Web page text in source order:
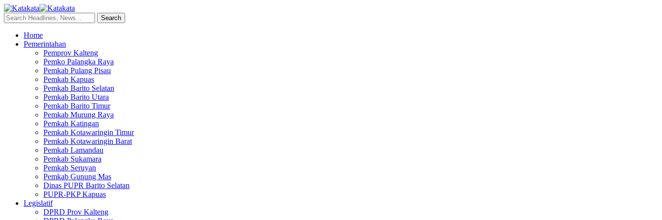
Home
Pemerintahan
Pemprov Kalteng
Pemko Palangka Raya
Pemkab Pulang Pisau
Pemkab Kapuas
Pemkab Barito Selatan
Pemkab Barito Utara
Pemkab Barito Timur
Pemkab Murung Raya
Pemkab Katingan
Pemkab Kotawaringin Timur
Pemkab Kotawaringin Barat
Pemkab Lamandau
Pemkab Sukamara
Pemkab Seruyan
Pemkab Gunung Mas
Dinas PUPR Barito Selatan
PUPR-PKP Kapuas
Legislatif
DPRD Prov Kalteng